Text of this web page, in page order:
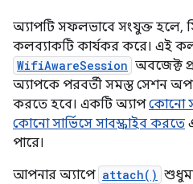
অ্যাপটি সফলভাবে সংযুক্ত হলে,
কলব্যাকটি কার্যকর করে। এই
WifiAwareSession অবজেক্ট
অ্যাপকে পরবর্তী সমস্ত সেশন
করতে হবে। একটি অ্যাপকোনো
কোনো সার্ভিসে সাবস্ক্রাইব করতে
পারে।
আপনার অ্যাপে attach()